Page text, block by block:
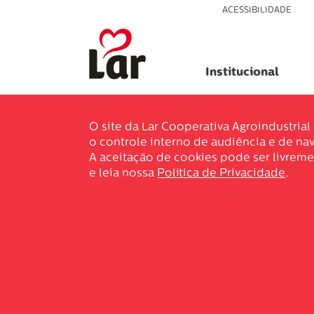
ACESSIBILIDADE
Institucional
O site da Lar Cooperativa
o controle interno de audiência e de
A aceitação de cookies pode ser
e leia nossa Política de Privacidade.